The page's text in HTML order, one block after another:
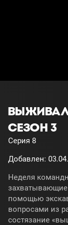
СЕЗОН 3
Серия 8
Добавлен:
Неделя
помощью
вопросами из
состязание